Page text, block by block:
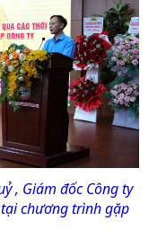
, Giám đốc Công ty
chương trình gặp